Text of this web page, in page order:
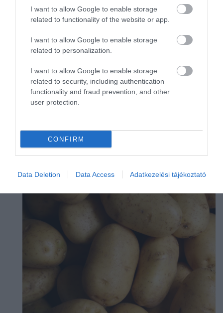
I want to allow Google to enable storage
related to functionality of the website or app.
I want to allow Google to enable storage
related to personalization.
I want to allow Google to enable storage
related to security, including authentication
functionality and fraud prevention, and other
user protection.
CONFIRM
Data Deletion Data Access Adatkezelési tájékoztató
#banán #fagyasztottbanán
#káposzta
albánia
alkohol alkoholmentes
állatieredetűétel
alma
alufólia
amerika
bécs
borsó
brokkoli
budapest
burrata c-vitamin chailatte
címkék
citrom